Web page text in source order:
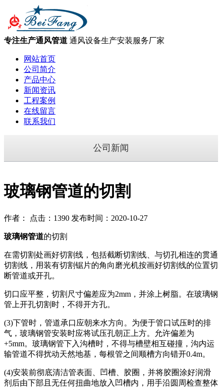
专注生产通风管道 通风设备生产安装服务厂家
网站首页
公司简介
产品中心
新闻资讯
工程案例
在线留言
联系我们
公司新闻
玻璃钢管道的切割
作者： 点击：1390 发布时间：2020-10-27
玻璃钢管道的切割
在需切割处画好切割线，包括截断切割线、与切孔相连的贯通
切割线，用装有切割锯片的角向磨光机按画好切割线的位置切
断管道或开孔。
切口应平整，切割尺寸偏差应为2mm，并涂上树脂。在玻璃钢
管上开孔切割时，不得开方孔。
(3)下管时，管道承口应朝来水方向。为便于管口试压时的排
气，玻璃钢管安装时应将试压孔朝正上方。允许偏差为
+5mm。玻璃钢管下入沟槽时，不得与槽壁相互碰撞，沟内运
输管道不得扰动天然地基，每根管之间顺槽方向错开0.4m。
(4)安装前彻底清洁管表面、凹槽、胶圈，并将胶圈涂好润滑
剂后由下部且无任何扭曲地放入凹槽内，用手沿圆周检查整体